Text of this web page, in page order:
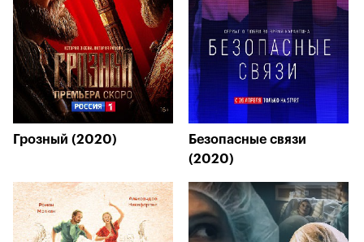
Грозный (2020)
Безопасные связи
(2020)